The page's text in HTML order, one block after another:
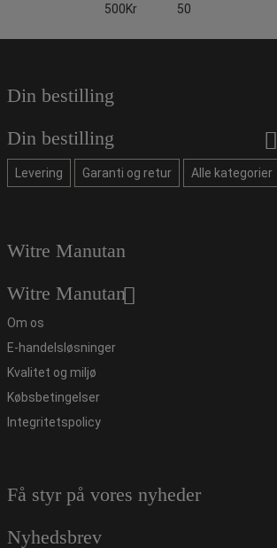
500Kr
50
Din bestilling
Din bestilling
Levering Garanti og retur Alle kategorier
Witre Manutan
Witre Manutan
Om os
E-handelsløsninger
Kvalitet og miljø
Købsbetingelser
Integritetspolicy
Få styr på vores nyheder
Nyhedsbrev